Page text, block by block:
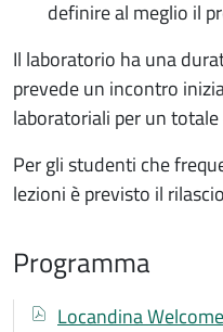
definire al meglio il
Il laboratorio ha una
prevede un incontro
laboratoriali per un totale
Per gli studenti che
lezioni è previsto il
Programma
Documenti
Documento
Locandina